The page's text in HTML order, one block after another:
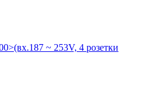
~ 253V, 4 розетки